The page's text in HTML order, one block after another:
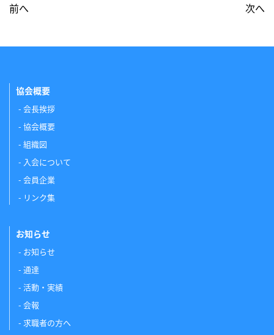
前へ 次へ
協会概要
会長挨拶
協会概要
組織図
入会について
会員企業
リンク集
お知らせ
お知らせ
通達
活動・実績
会報
求職者の方へ